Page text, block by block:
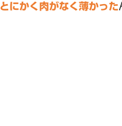
とにかく肉がなく薄かった